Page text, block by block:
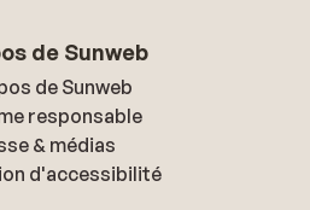
de Sunweb
de Sunweb
responsable
& médias
d'accessibilité